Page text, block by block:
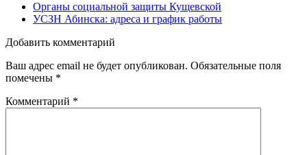
Органы социальной защиты Кущевской
УСЗН Абинска: адреса и график работы
Добавить комментарий
Ваш адрес email не будет опубликован. Обязательные поля
помечены *
Комментарий *